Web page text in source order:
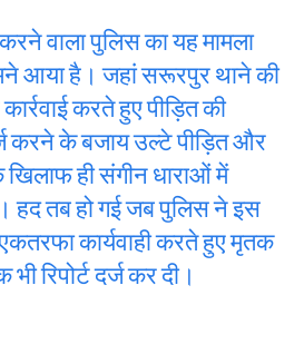
वाला पुलिस का यह मामला
आया है। जहां सरूरपुर थाने की
करते हुए पीड़ित की
करने के बजाय उल्टे पीड़ित और
खिलाफ ही संगीन धाराओं में
हद तब हो गई जब पुलिस ने इस
कार्यवाही करते हुए मृतक
रिपोर्ट दर्ज कर दी।